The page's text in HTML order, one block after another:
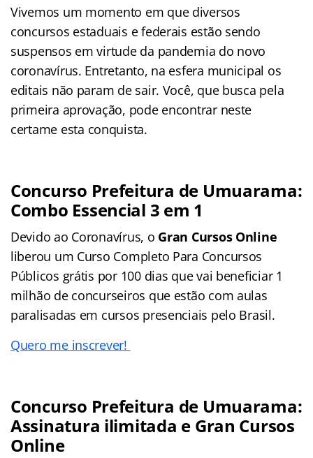
Vivemos um momento em que diversos
concursos estaduais e federais estão sendo
suspensos em virtude da pandemia do novo
coronavírus. Entretanto, na esfera municipal os
editais não param de sair. Você, que busca pela
primeira aprovação, pode encontrar neste
certame esta conquista.
Concurso Prefeitura de Umuarama:
Combo Essencial 3 em 1
Devido ao Coronavírus, o Gran Cursos Online
liberou um Curso Completo Para Concursos
Públicos grátis por 100 dias que vai beneficiar 1
milhão de concurseiros que estão com aulas
paralisadas em cursos presenciais pelo Brasil.
Quero me inscrever!
Concurso Prefeitura de Umuarama:
Assinatura ilimitada e Gran Cursos
Online